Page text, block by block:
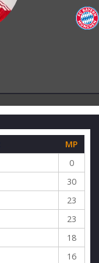
MP
0
30
23
23
18
16